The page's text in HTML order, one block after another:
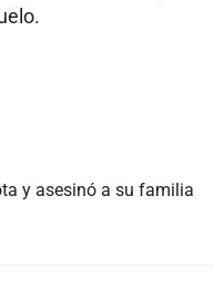
y asesinó a su familia